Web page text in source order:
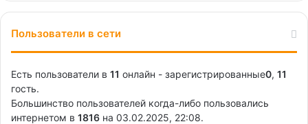
Пользователи в сети
Есть пользователи в 11 онлайн - зарегистрированные0, 11
гость.
Большинство пользователей когда-либо пользовались
интернетом в 1816 на 03.02.2025, 22:08.